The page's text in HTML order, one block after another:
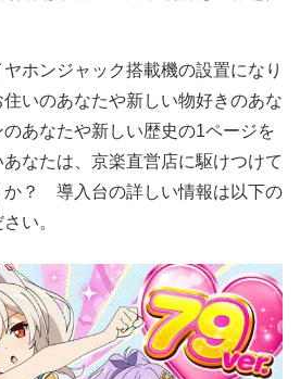
ホンジャック搭載機の設置になり
いのあなたや新しい物好きのあな
あなたや新しい歴史の1ページを
なたは、京楽直営店に駆けつけて
か？ 導入台の詳しい情報は以下の
い。